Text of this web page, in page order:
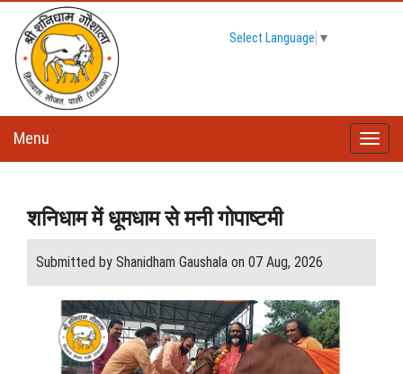
Select Language ▼
Toggle
Menu
शनिधाम में धूमधाम से मनी गोपाष्टमी
Submitted by Shanidham Gaushala on 07 Aug, 2026